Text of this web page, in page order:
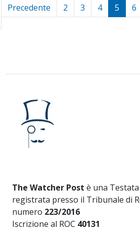
Precedente 2 3 4 5 6
The Watcher Post è una
registrata presso il Tribunale di
numero 223/2016
Iscrizione al ROC 40131